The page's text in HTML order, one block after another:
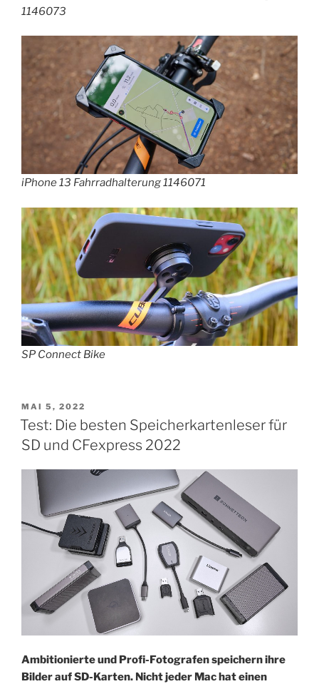
1146073
iPhone 13 Fahrradhalterung 1146071
SP Connect Bike
VERÖFFENTLICHT
AM
MAI 5, 2022
Test: Die besten Speicherkartenleser für
SD und CFexpress 2022
Ambitionierte und Profi-Fotografen speichern ihre
Bilder auf SD-Karten. Nicht jeder Mac hat einen